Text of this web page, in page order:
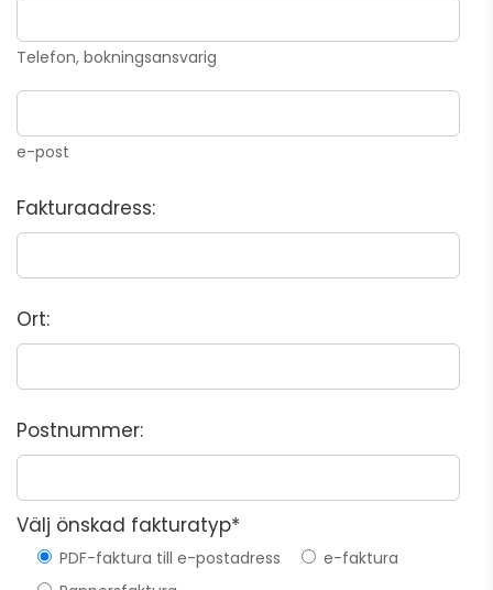
Telefon, bokningsansvarig
e-post
Fakturaadress:
Ort:
Postnummer:
Välj önskad fakturatyp*
PDF-faktura till e-postadress
e-faktura